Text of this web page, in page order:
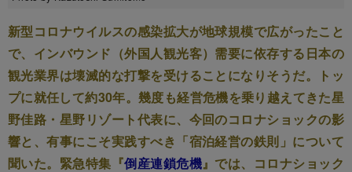
新型コロナウイルスの感染拡大が地球規模で広がったこと
で、インバウンド（外国人観光客）需要に依存する日本の
観光業界は壊滅的な打撃を受けることになりそうだ。トッ
プに就任して約30年。幾度も経営危機を乗り越えてきた星
野佳路・星野リゾート代表に、今回のコロナショックの影
響と、有事にこそ実践すべき「宿泊経営の鉄則」について
聞いた。緊急特集『倒産連鎖危機』では、コロナショック